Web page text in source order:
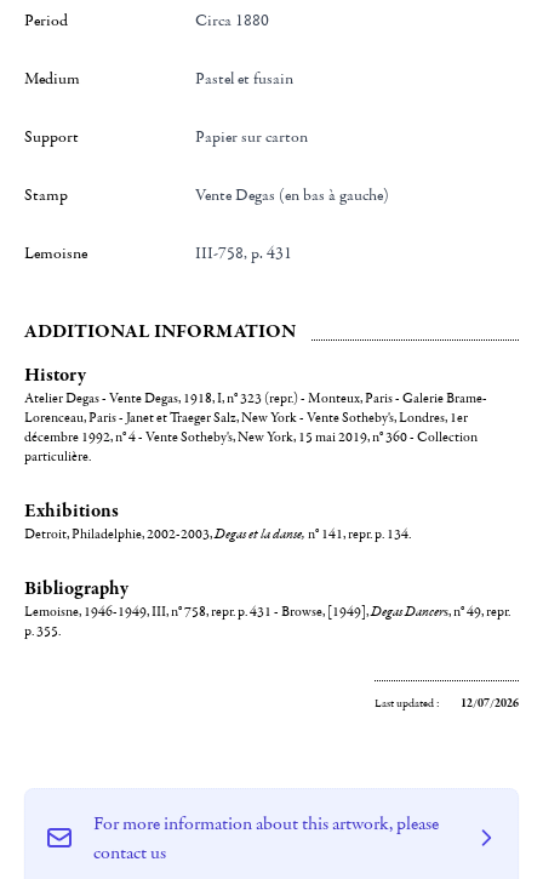
Period Circa 1880
Medium Pastel et fusain
Support Papier sur carton
Stamp Vente Degas (en bas à gauche)
Lemoisne III-758, p. 431
ADDITIONAL INFORMATION
History
Atelier Degas - Vente Degas, 1918, I, n° 323 (repr.) - Monteux, Paris - Galerie Brame-
Lorenceau, Paris - Janet et Traeger Salz, New York - Vente Sotheby's, Londres, 1er
décembre 1992, n° 4 - Vente Sotheby's, New York, 15 mai 2019, n° 360 - Collection
particulière.
Exhibitions
Detroit, Philadelphie, 2002-2003,Degas et la danse, n° 141, repr. p. 134.
Bibliography
Lemoisne, 1946-1949, III, n° 758, repr. p. 431 - Browse, [1949],Degas Dancers, n° 49, repr.
p. 355.
Last updated : 12/07/2026
For more information about this artwork, please
contact us